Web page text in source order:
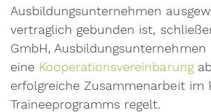
Ausbildungsunternehmen
vertraglich gebunden ist,
GmbH, Ausbildungsunternehmen
eine Kooperationsvereinbarung
erfolgreiche Zusammenarbeit im
Traineeprogramms regelt.